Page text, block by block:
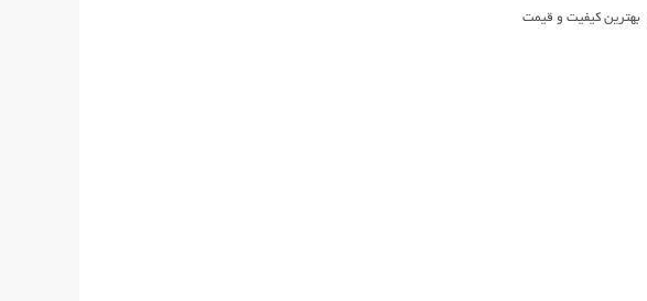
بهترین کیفیت و قیمت